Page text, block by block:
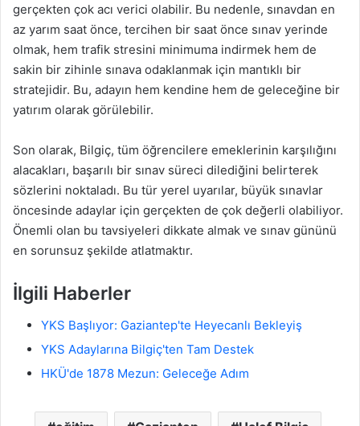
gerçekten çok acı verici olabilir. Bu nedenle, sınavdan en
az yarım saat önce, tercihen bir saat önce sınav yerinde
olmak, hem trafik stresini minimuma indirmek hem de
sakin bir zihinle sınava odaklanmak için mantıklı bir
stratejidir. Bu, adayın hem kendine hem de geleceğine bir
yatırım olarak görülebilir.
Son olarak, Bilgiç, tüm öğrencilere emeklerinin karşılığını
alacakları, başarılı bir sınav süreci dilediğini belirterek
sözlerini noktaladı. Bu tür yerel uyarılar, büyük sınavlar
öncesinde adaylar için gerçekten de çok değerli olabiliyor.
Önemli olan bu tavsiyeleri dikkate almak ve sınav gününü
en sorunsuz şekilde atlatmaktır.
İlgili Haberler
YKS Başlıyor: Gaziantep'te Heyecanlı Bekleyiş
YKS Adaylarına Bilgiç'ten Tam Destek
HKÜ'de 1878 Mezun: Geleceğe Adım